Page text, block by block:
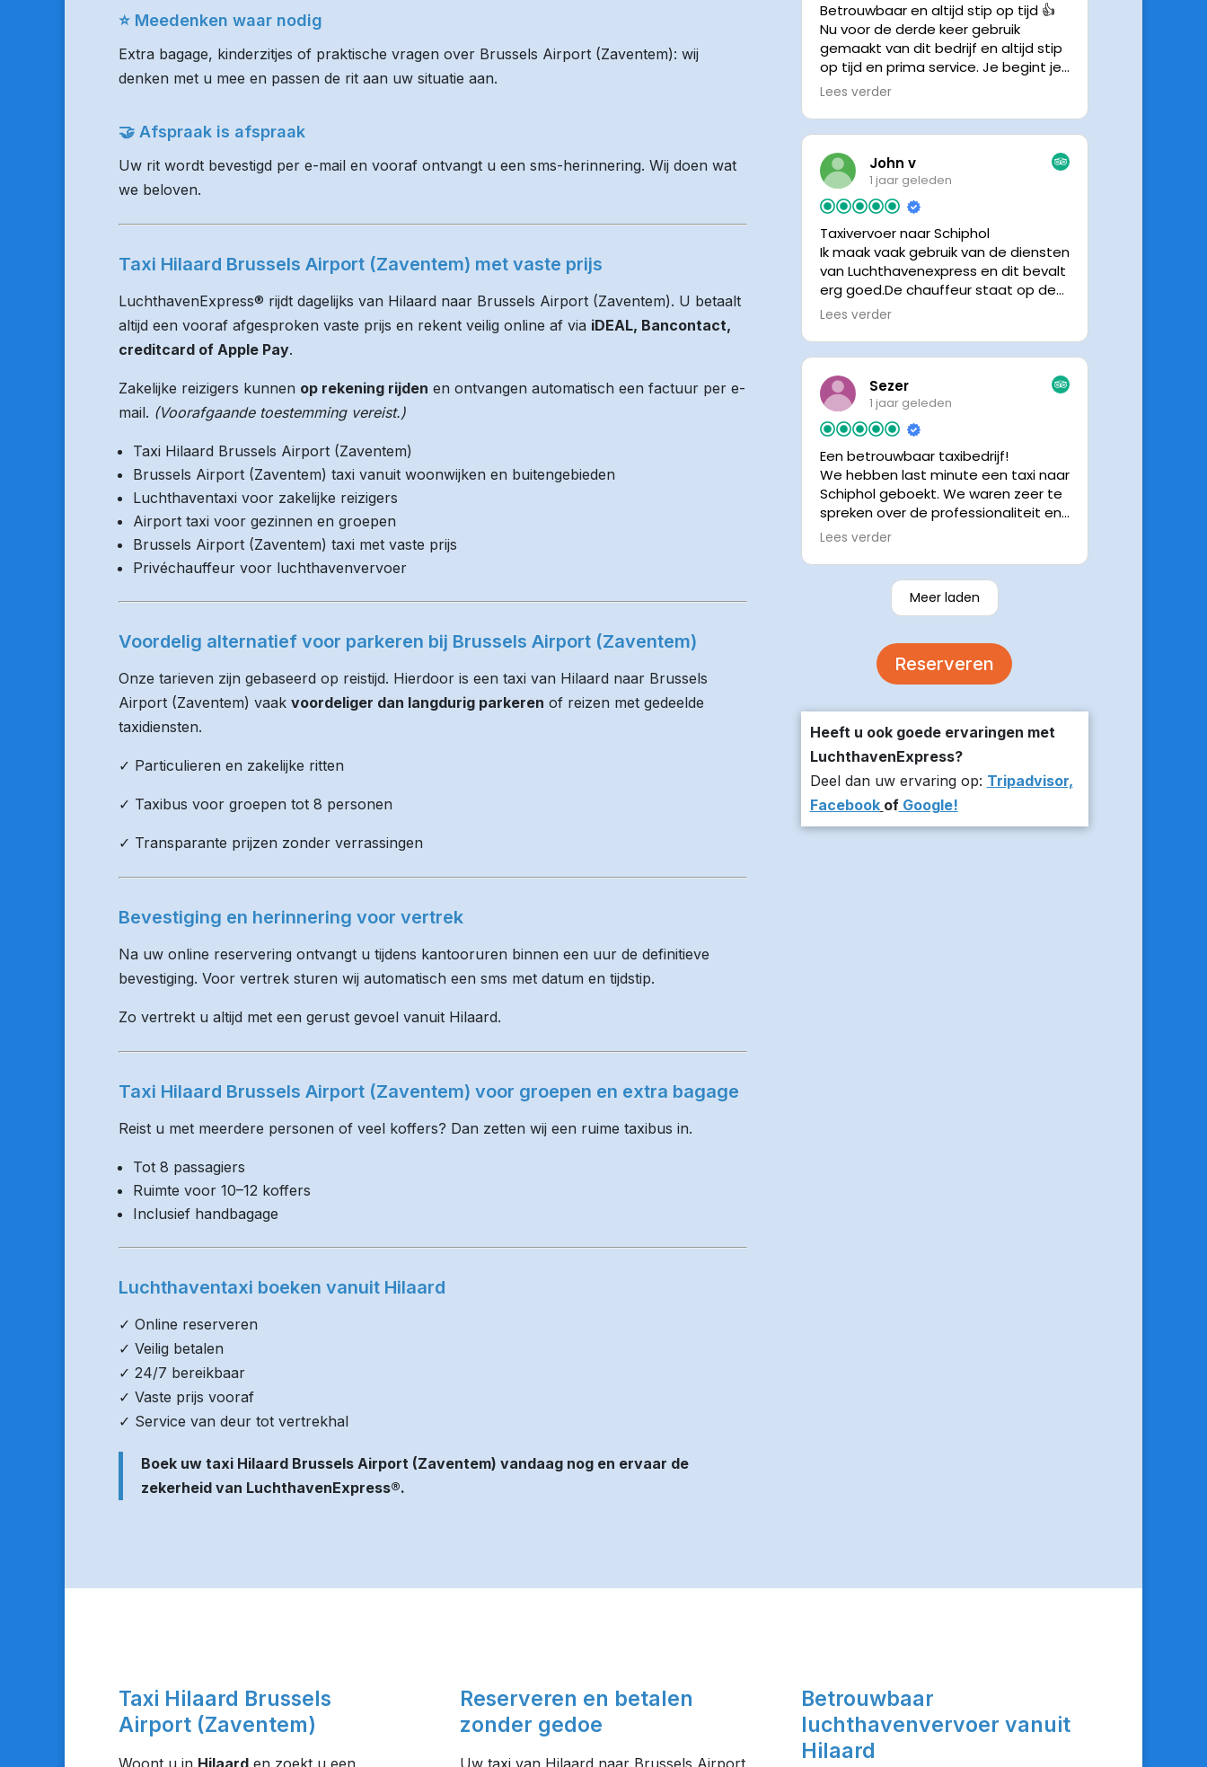
⭐ Meedenken waar nodig
Extra bagage, kinderzitjes of praktische vragen over Brussels Airport (Zaventem): wij
denken met u mee en passen de rit aan uw situatie aan.
🤝 Afspraak is afspraak
Uw rit wordt bevestigd per e-mail en vooraf ontvangt u een sms-herinnering. Wij doen wat
we beloven.
Taxi Hilaard Brussels Airport (Zaventem) met vaste prijs
LuchthavenExpress® rijdt dagelijks van Hilaard naar Brussels Airport (Zaventem). U betaalt
altijd een vooraf afgesproken vaste prijs en rekent veilig online af via iDEAL, Bancontact,
creditcard of Apple Pay.
Zakelijke reizigers kunnen op rekening rijden en ontvangen automatisch een factuur per e-
mail. (Voorafgaande toestemming vereist.)
Taxi Hilaard Brussels Airport (Zaventem)
Brussels Airport (Zaventem) taxi vanuit woonwijken en buitengebieden
Luchthaventaxi voor zakelijke reizigers
Airport taxi voor gezinnen en groepen
Brussels Airport (Zaventem) taxi met vaste prijs
Privéchauffeur voor luchthavenvervoer
Voordelig alternatief voor parkeren bij Brussels Airport (Zaventem)
Onze tarieven zijn gebaseerd op reistijd. Hierdoor is een taxi van Hilaard naar Brussels
Airport (Zaventem) vaak voordeliger dan langdurig parkeren of reizen met gedeelde
taxidiensten.
✓ Particulieren en zakelijke ritten
✓ Taxibus voor groepen tot 8 personen
✓ Transparante prijzen zonder verrassingen
Bevestiging en herinnering voor vertrek
Na uw online reservering ontvangt u tijdens kantooruren binnen een uur de definitieve
bevestiging. Voor vertrek sturen wij automatisch een sms met datum en tijdstip.
Zo vertrekt u altijd met een gerust gevoel vanuit Hilaard.
Taxi Hilaard Brussels Airport (Zaventem) voor groepen en extra bagage
Reist u met meerdere personen of veel koffers? Dan zetten wij een ruime taxibus in.
Tot 8 passagiers
Ruimte voor 10–12 koffers
Inclusief handbagage
Luchthaventaxi boeken vanuit Hilaard
✓ Online reserveren
✓ Veilig betalen
✓ 24/7 bereikbaar
✓ Vaste prijs vooraf
✓ Service van deur tot vertrekhal
Boek uw taxi Hilaard Brussels Airport (Zaventem) vandaag nog en ervaar de
zekerheid van LuchthavenExpress®.
Betrouwbaar en altijd stip op tijd 👍
Nu voor de derde keer gebruik
gemaakt van dit bedrijf en altijd stip
op tijd en prima service. Je begint je
vakantie zonder zorgen iig. 👍👍
Lees verder
John v
1 jaar geleden
Taxivervoer naar Schiphol
Ik maak vaak gebruik van de diensten
van Luchthavenexpress en dit bevalt
erg goed.De chauffeur staat op de
afgesproken tijd klaar om je op te
neemt de chauffeur direct contact
staat.Altijd nette chauffeurs, en in
mijn geval is het voordeliger dan
parkeren op P3 bij 9 dagen parkeren.
En dan hopen dat je auto geen
schade heeft ivm de krappe
parkeervakken. Ik beveel
Luchthavenexpress dan ook zeker
aan.
Lees verder
Sezer
1 jaar geleden
Een betrouwbaar taxibedrijf!
We hebben last minute een taxi naar
Schiphol geboekt. We waren zeer te
spreken over de professionaliteit en
vriendelijkheid van luchthavenexpres!
verzekerde om er op tijd te zijn en
stuurde z’n live locatie een paar
minuten voor aanvang bij ons thuis.
volgende keer zou ik weer hier
Lees verder
Meer laden
Reserveren
Heeft u ook goede ervaringen met
LuchthavenExpress?
Deel dan uw ervaring op: Tripadvisor,
Facebook ofGoogle!
Taxi Hilaard Brussels
Airport (Zaventem)
Woont u in Hilaard en zoekt u een
Reserveren en betalen
zonder gedoe
Uw taxi van Hilaard naar Brussels Airport
Betrouwbaar
luchthavenvervoer vanuit
Hilaard